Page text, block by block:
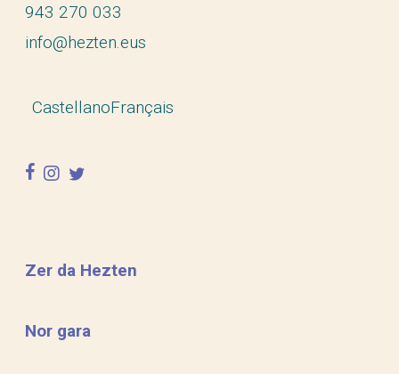
943 270 033
info@hezten.eus
CastellanoFrançais
facebook
instagram
twitter
Zer da Hezten
Nor gara